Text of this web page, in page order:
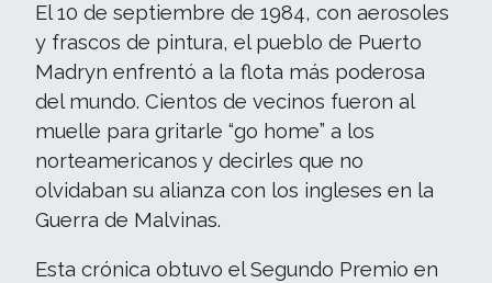
El 10 de septiembre de 1984, con aerosoles
y frascos de pintura, el pueblo de Puerto
Madryn enfrentó a la flota más poderosa
del mundo. Cientos de vecinos fueron al
muelle para gritarle “go home” a los
norteamericanos y decirles que no
olvidaban su alianza con los ingleses en la
Guerra de Malvinas.
Esta crónica obtuvo el Segundo Premio en